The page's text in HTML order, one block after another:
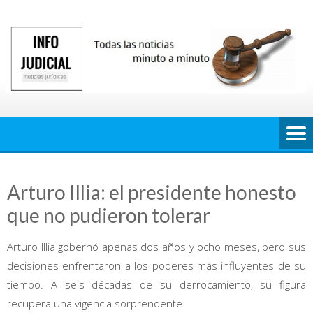
contenido
Arturo Illia: el presidente honesto
que no pudieron tolerar
Arturo Illia gobernó apenas dos años y ocho meses, pero sus
decisiones enfrentaron a los poderes más influyentes de su
tiempo. A seis décadas de su derrocamiento, su figura
recupera una vigencia sorprendente.